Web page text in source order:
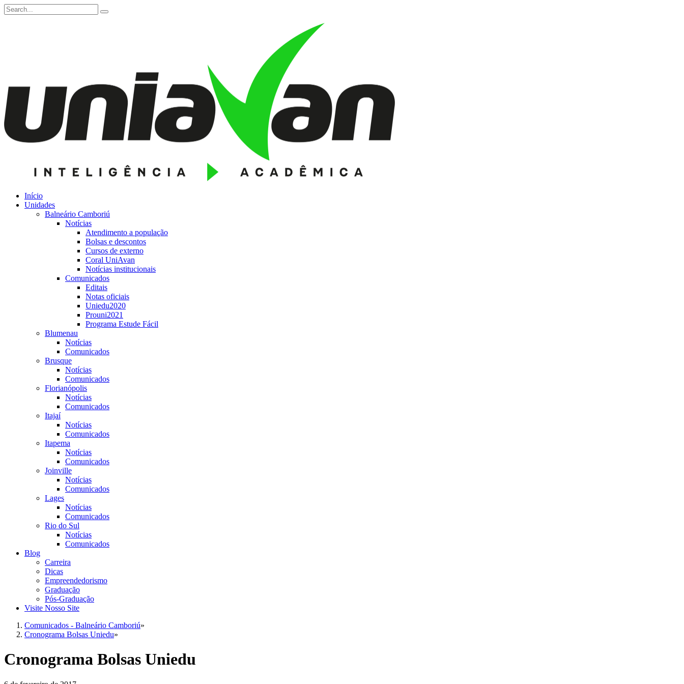
Início
Unidades
Balneário Camboriú
Notícias
Atendimento a população
Bolsas e descontos
Cursos de externo
Coral UniAvan
Notícias institucionais
Comunicados
Editais
Notas oficiais
Uniedu2020
Prouni2021
Programa Estude Fácil
Blumenau
Notícias
Comunicados
Brusque
Notícias
Comunicados
Florianópolis
Notícias
Comunicados
Itajaí
Notícias
Comunicados
Itapema
Notícias
Comunicados
Joinville
Notícias
Comunicados
Lages
Notícias
Comunicados
Rio do Sul
Notícias
Comunicados
Blog
Carreira
Dicas
Empreendedorismo
Graduação
Pós-Graduação
Visite Nosso Site
Comunicados - Balneário Camboriú»
Cronograma Bolsas Uniedu»
Cronograma Bolsas Uniedu